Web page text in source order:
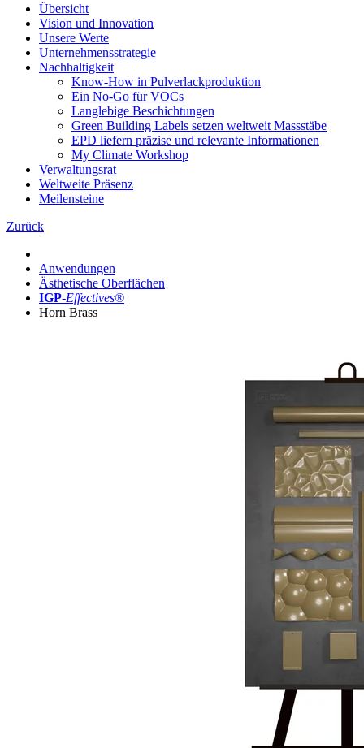
Übersicht
Vision und Innovation
Unsere Werte
Unternehmensstrategie
Nachhaltigkeit
Know-How in Pulverlackproduktion
Ein No-Go für VOCs
Langlebige Beschichtungen
Green Building Labels setzen weltweit Massstäbe
EPD liefern präzise und relevante Informationen
My Climate Workshop
Verwaltungsrat
Weltweite Präsenz
Meilensteine
Zurück
Anwendungen
Ästhetische Oberflächen
IGP-Effectives®
Horn Brass